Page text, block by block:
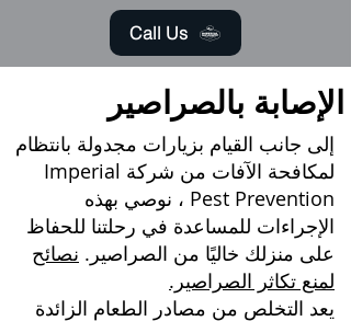
Call Us
الإصابة بالصراصير
إلى جانب القيام بزيارات مجدولة بانتظام
لمكافحة الآفات من شركة Imperial
Pest Prevention ، نوصي بهذه
الإجراءات للمساعدة في رحلتنا للحفاظ
على منزلك خاليًا من الصراصير. نصائح
لمنع تكاثر الصراصير.
يعد التخلص من مصادر الطعام الزائدة